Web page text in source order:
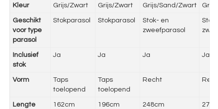
Kleur Grijs/Zwart Grijs/Zwart Grijs/Sand/Zwart
Geschikt
voor type
parasol
Stokparasol Stokparasol
Stok- en
zweefparasol
Inclusief
stok
Ja Ja Ja Ja
Vorm
Taps
toelopend
Taps
toelopend
Recht
Lengte 162cm 196cm 248cm